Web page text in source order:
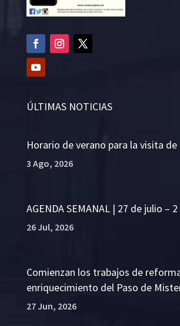
ÚLTIMAS NOTICIAS
Horario de verano para la visita de
3 Ago, 2026
AGENDA SEMANAL | 27 de julio –
26 Jul, 2026
Comienzan los trabajos de
enriquecimiento del Paso de
27 Jun, 2026